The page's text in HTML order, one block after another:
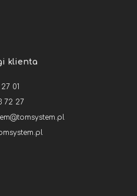
klienta
01
72 27